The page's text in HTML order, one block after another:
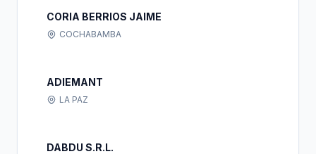
CORIA BERRIOS JAIME
COCHABAMBA
ADIEMANT
LA PAZ
DABDU S.R.L.